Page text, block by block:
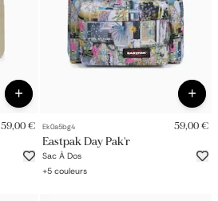
59,00 € Ek0a5bg4 59,00 €
Eastpak Day Pak'r
Sac À Dos
+5 couleurs